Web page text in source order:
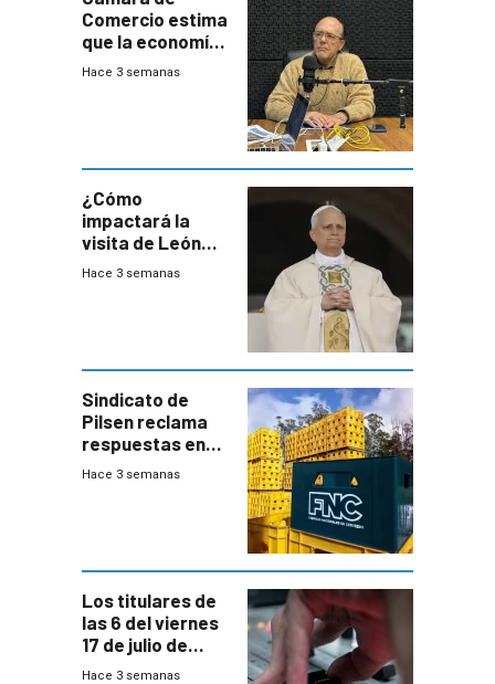
Comercio estima
que la economía
crecerá 1,6%
Hace 3 semanas
¿Cómo
impactará la
visita de León
XIV a Uruguay?
Hace 3 semanas
Sindicato de
Pilsen reclama
respuestas en
medio de
Hace 3 semanas
Los titulares de
las 6 del viernes
17 de julio de
2026
Hace 3 semanas